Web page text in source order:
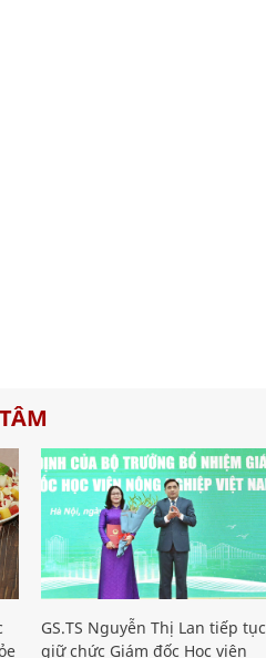
GS.TS Nguyễn Thị Lan tiếp tục
giữ chức Giám đốc Học viện